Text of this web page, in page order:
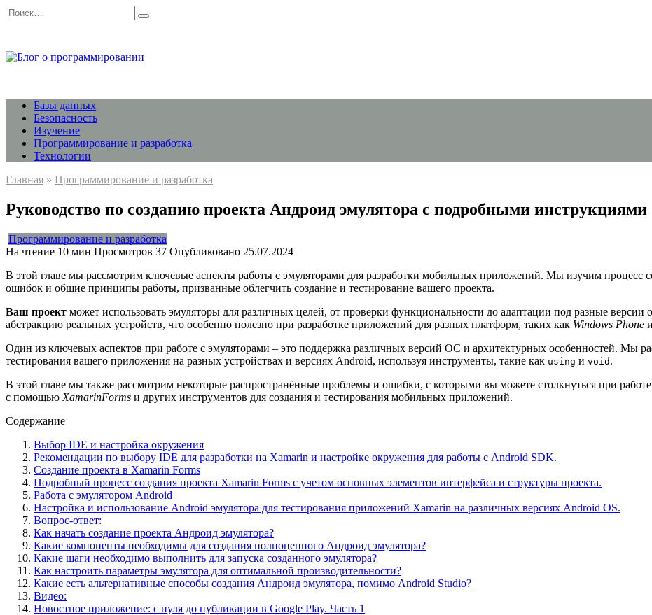
Перейти
к
Search
for:
Базы данных
Безопасность
Изучение
Программирование и разработка
Технологии
Главная » Программирование и разработка
Руководство по созданию проекта Андроид эмулятора с подробными инструкциями
Программирование и разработка
На чтение 10 мин Просмотров 37 Опубликовано 25.07.2024
В этой главе мы рассмотрим ключевые аспекты работы с эмуляторами для разработки мобильных приложений. Мы изучим процесс
ошибок и общие принципы работы, призванные облегчить создание и тестирование вашего проекта.
Ваш проект может использовать эмуляторы для различных целей, от проверки функциональности до адаптации под разные
абстракцию реальных устройств, что особенно полезно при разработке приложений для разных платформ, таких как Windows Phone
Один из ключевых аспектов при работе с эмуляторами – это поддержка различных версий ОС и архитектурных особенностей. Мы
тестирования вашего приложения на разных устройствах и версиях Android, используя инструменты, такие как using и void .
В этой главе мы также рассмотрим некоторые распространённые проблемы и ошибки, с которыми вы можете столкнуться при
с помощью XamarinForms и других инструментов для создания и тестирования мобильных приложений.
Содержание
Выбор IDE и настройка окружения
Рекомендации по выбору IDE для разработки на Xamarin и настройке окружения для работы с Android SDK.
Создание проекта в Xamarin Forms
Подробный процесс создания проекта Xamarin Forms с учетом основных элементов интерфейса и структуры проекта.
Работа с эмулятором Android
Настройка и использование Android эмулятора для тестирования приложений Xamarin на различных версиях Android OS.
Вопрос-ответ:
Как начать создание проекта Андроид эмулятора?
Какие компоненты необходимы для создания полноценного Андроид эмулятора?
Какие шаги необходимо выполнить для запуска созданного эмулятора?
Как настроить параметры эмулятора для оптимальной производительности?
Какие есть альтернативные способы создания Андроид эмулятора, помимо Android Studio?
Видео:
Новостное приложение: с нуля до публикации в Google Play. Часть 1